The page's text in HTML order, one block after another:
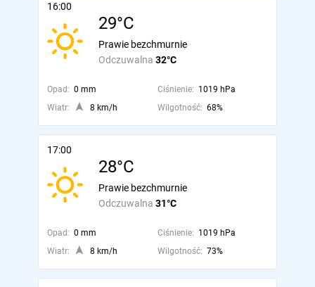
16:00
29°C
Odczuwalna 32°C
Prawie bezchmurnie
Opad: 0 mm Ciśnienie: 1019 hPa
Wiatr:
8 km/h Wilgotność: 68%
17:00
28°C
Odczuwalna 31°C
Prawie bezchmurnie
Opad: 0 mm Ciśnienie: 1019 hPa
Wiatr:
8 km/h Wilgotność: 73%